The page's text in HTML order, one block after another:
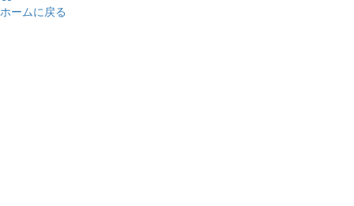
ホームに戻る